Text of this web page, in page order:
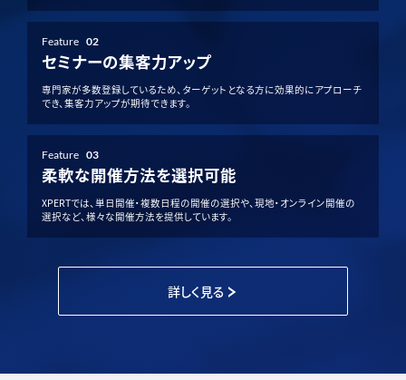
Feature 02
セミナーの集客力アップ
専門家が多数登録しているため、ターゲットとなる方に効果的にアプローチ
でき、集客力アップが期待できます。
Feature 03
柔軟な開催方法を選択可能
XPERTでは、単日開催・複数日程の開催の選択や、現地・オンライン開催の
選択など、様々な開催方法を提供しています。
詳しく見る